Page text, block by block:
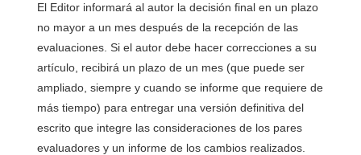
El Editor informará al autor la decisión final en un plazo
no mayor a un mes después de la recepción de las
evaluaciones. Si el autor debe hacer correcciones a su
artículo, recibirá un plazo de un mes (que puede ser
ampliado, siempre y cuando se informe que requiere de
más tiempo) para entregar una versión definitiva del
escrito que integre las consideraciones de los pares
evaluadores y un informe de los cambios realizados.